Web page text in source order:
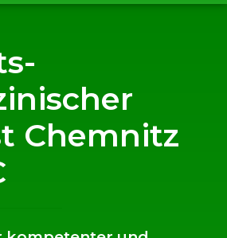
Chemnitz